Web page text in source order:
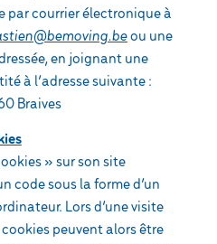
par courrier électronique à
ou une
en joignant une
à l’adresse suivante :
Braives
» sur son site
code sous la forme d’un
Lors d’une visite
peuvent alors être